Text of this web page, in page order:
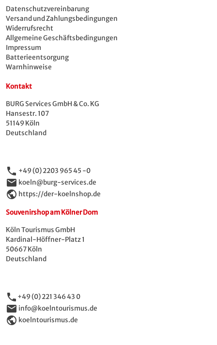
Datenschutzvereinbarung
Versand und Zahlungsbedingungen
Widerrufsrecht
Allgemeine Geschäftsbedingungen
Impressum
Batterieentsorgung
Warnhinweise
Kontakt
BURG Services GmbH & Co. KG
Hansestr. 107
51149 Köln
Deutschland
phone +49 (0) 2203 965 45 -0
email koeln@burg-services.de
public https://der-koelnshop.de
Souvenirshop am Kölner Dom
Köln Tourismus GmbH
Kardinal-Höffner-Platz 1
50667 Köln
Deutschland
phone +49 (0) 221 346 43 0
email info@koelntourismus.de
public koelntourismus.de